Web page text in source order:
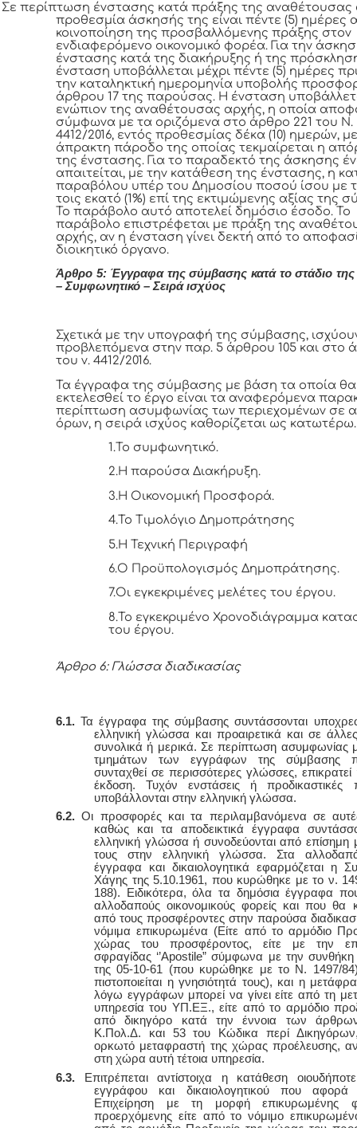
Σε περίπτωση ένστασης κατά πράξης της αναθέτουσας
προθεσμία άσκησής της είναι πέντε (5) ημέρες
κοινοποίηση της προσβαλλόμενης πράξης στον
ενδιαφερόμενο οικονομικό φορέα. Για την
ένστασης κατά της διακήρυξης ή της
ένσταση υποβάλλεται μέχρι πέντε (5) ημέρες
την καταληκτική ημερομηνία υποβολής
άρθρου 17 της παρούσας. Η ένσταση
ενώπιον της αναθέτουσας αρχής, η οποία
σύμφωνα με τα οριζόμενα στο άρθρο 221 του Ν.
4412/2016, εντός προθεσμίας δέκα (10) ημερών,
άπρακτη πάροδο της οποίας τεκμαίρεται η
της ένστασης. Για το παραδεκτό της άσκησης
απαιτείται, με την κατάθεση της ένστασης, η
παραβόλου υπέρ του Δημοσίου ποσού ίσου με
τοις εκατό (1%) επί της εκτιμώμενης αξίας της
Το παράβολο αυτό αποτελεί δημόσιο έσοδο. Το
παράβολο επιστρέφεται με πράξη της
αρχής, αν η ένσταση γίνει δεκτή από το
διοικητικό όργανο.
Άρθρο 5: Έγγραφα της σύμβασης κατά το στάδιο της
– Συμφωνητικό – Σειρά ισχύος
Σχετικά με την υπογραφή της σύμβασης,
προβλεπόμενα στην παρ. 5 άρθρου 105 και στο
του ν. 4412/2016.
Τα έγγραφα της σύμβασης με βάση τα οποία θα
εκτελεσθεί το έργο είναι τα αναφερόμενα
περίπτωση ασυμφωνίας των περιεχομένων σε
όρων, η σειρά ισχύος καθορίζεται ως κατωτέρω.
1.Το συμφωνητικό.
2.Η παρούσα Διακήρυξη.
3.Η Οικονομική Προσφορά.
4.Το Τιμολόγιο Δημοπράτησης
5.Η Τεχνική Περιγραφή
6.Ο Προϋπολογισμός Δημοπράτησης.
7.Οι εγκεκριμένες μελέτες του έργου.
8.Το εγκεκριμένο Χρονοδιάγραμμα
του έργου.
Άρθρο 6: Γλώσσα διαδικασίας
6.1.Τα έγγραφα της σύμβασης συντάσσονται
ελληνική γλώσσα και προαιρετικά και σε
συνολικά ή μερικά. Σε περίπτωση ασυμφωνίας
τμημάτων των εγγράφων της σύμβασης
συνταχθεί σε περισσότερες γλώσσες, επικρατεί
έκδοση. Τυχόν ενστάσεις ή προδικαστικές
υποβάλλονται στην ελληνική γλώσσα.
6.2.Οι προσφορές και τα περιλαμβανόμενα σε
καθώς και τα αποδεικτικά έγγραφα
ελληνική γλώσσα ή συνοδεύονται από επίσημη
τους στην ελληνική γλώσσα. Στα
έγγραφα και δικαιολογητικά εφαρμόζεται η
Χάγης της 5.10.1961, που κυρώθηκε με το ν.
188). Ειδικότερα, όλα τα δημόσια έγγραφα
αλλοδαπούς οικονομικούς φορείς και που θα
από τους προσφέροντες στην παρούσα
νόμιμα επικυρωμένα (Είτε από το αρμόδιο
χώρας του προσφέροντος, είτε με την
σφραγίδας ‘’Apostile” σύμφωνα με την
της 05-10-61 (που κυρώθηκε με το Ν. 1497/
πιστοποιείται η γνησιότητά τους), και η
λόγω εγγράφων μπορεί να γίνει είτε από τη
υπηρεσία του ΥΠ.ΕΞ., είτε από το αρμόδιο
από δικηγόρο κατά την έννοια των
Κ.Πολ.Δ. και 53 του Κώδικα περί
ορκωτό μεταφραστή της χώρας προέλευσης, αν
στη χώρα αυτή τέτοια υπηρεσία.
6.3. Επιτρέπεται αντίστοιχα η κατάθεση
εγγράφου και δικαιολογητικού που αφορά
Επιχείρηση με τη μορφή επικυρωμένης
προερχόμενης είτε από το νόμιμο